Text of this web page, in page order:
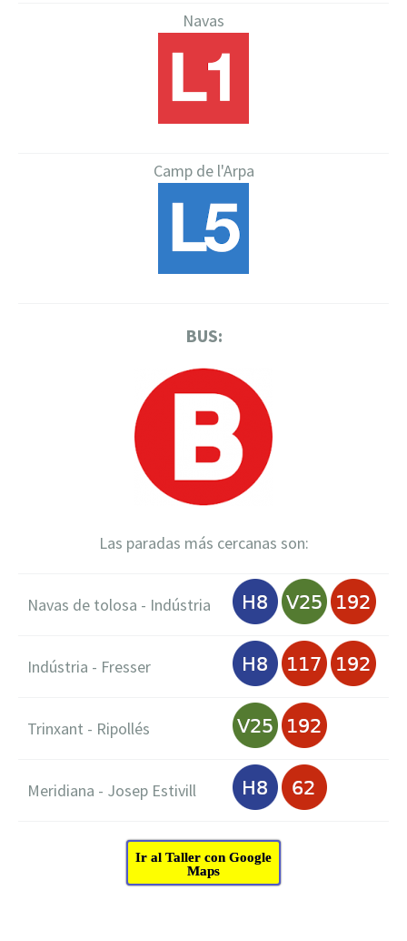
Navas
Camp de l'Arpa
BUS:
Las paradas más cercanas son:
Navas de tolosa - Indústria
Indústria - Fresser
Trinxant - Ripollés
Meridiana - Josep Estivill
Ir al Taller con Google
Maps